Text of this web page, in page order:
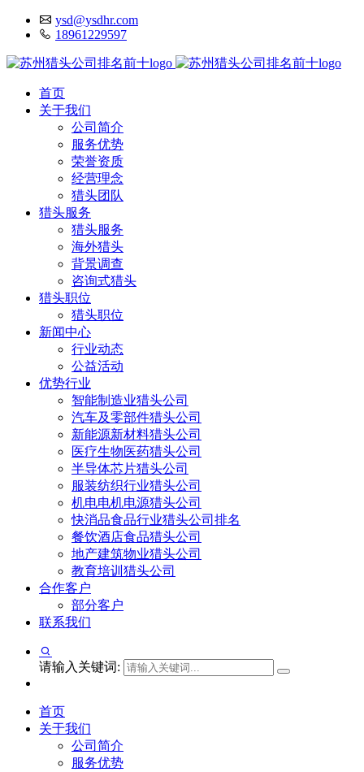
ysd@ysdhr.com
18961229597
首页
关于我们
公司简介
服务优势
荣誉资质
经营理念
猎头团队
猎头服务
猎头服务
海外猎头
背景调查
咨询式猎头
猎头职位
猎头职位
新闻中心
行业动态
公益活动
优势行业
智能制造业猎头公司
汽车及零部件猎头公司
新能源新材料猎头公司
医疗生物医药猎头公司
半导体芯片猎头公司
服装纺织行业猎头公司
机电电机电源猎头公司
快消品食品行业猎头公司排名
餐饮酒店食品猎头公司
地产建筑物业猎头公司
教育培训猎头公司
合作客户
部分客户
联系我们
请输入关键词:
首页
关于我们
公司简介
服务优势